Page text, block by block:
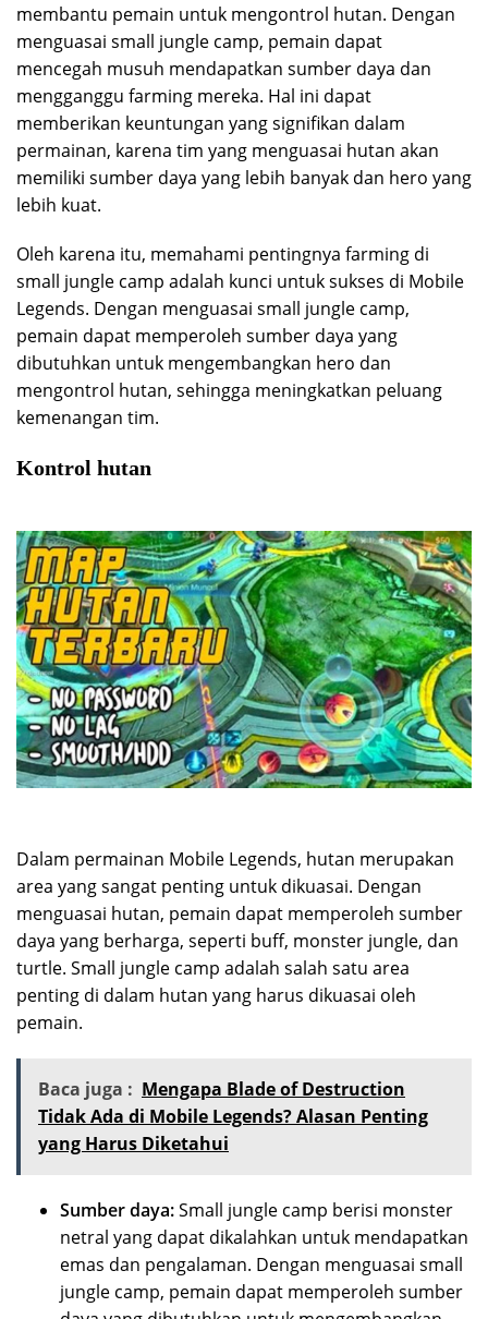
membantu pemain untuk mengontrol hutan. Dengan
menguasai small jungle camp, pemain dapat
mencegah musuh mendapatkan sumber daya dan
mengganggu farming mereka. Hal ini dapat
memberikan keuntungan yang signifikan dalam
permainan, karena tim yang menguasai hutan akan
memiliki sumber daya yang lebih banyak dan hero yang
lebih kuat.
Oleh karena itu, memahami pentingnya farming di
small jungle camp adalah kunci untuk sukses di Mobile
Legends. Dengan menguasai small jungle camp,
pemain dapat memperoleh sumber daya yang
dibutuhkan untuk mengembangkan hero dan
mengontrol hutan, sehingga meningkatkan peluang
kemenangan tim.
Kontrol hutan
Dalam permainan Mobile Legends, hutan merupakan
area yang sangat penting untuk dikuasai. Dengan
menguasai hutan, pemain dapat memperoleh sumber
daya yang berharga, seperti buff, monster jungle, dan
turtle. Small jungle camp adalah salah satu area
penting di dalam hutan yang harus dikuasai oleh
pemain.
Baca juga : Mengapa Blade of Destruction
Tidak Ada di Mobile Legends? Alasan Penting
yang Harus Diketahui
Sumber daya:Small jungle camp berisi monster
netral yang dapat dikalahkan untuk mendapatkan
emas dan pengalaman. Dengan menguasai small
jungle camp, pemain dapat memperoleh sumber